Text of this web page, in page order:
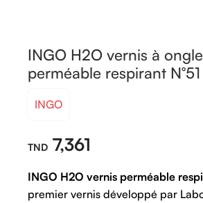
INGO H2O vernis à
perméable respirant
INGO
7,361
INGO H2O vernis perméable
premier vernis développé par